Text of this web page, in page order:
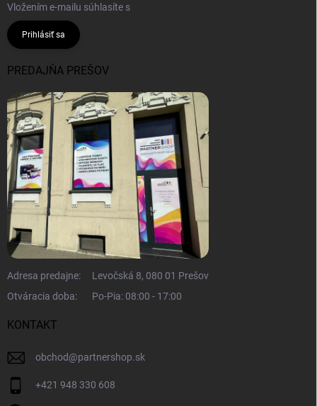
Vložením e-mailu súhlasíte s
Prihlásiť sa
PREDAJŇA PREŠOV
Adresa predajne:
Levočská 8, 080 01 Prešov
Otváracia doba:
Po-Pia: 08:00 - 17:00
KONTAKT
obchod@partnershop.sk
+421 948 330 608